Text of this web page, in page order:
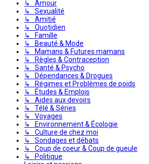
↳ Amour
↳ Sexualité
↳ Amitié
↳ Quotidien
↳ Famille
↳ Beauté & Mode
↳ Mamans & Futures mamans
↳ Règles & Contraception
↳ Santé & Psycho
↳ Dépendances & Drogues
↳ Régimes et Problèmes de poids
↳ Études & Emplois
↳ Aides aux devoirs
↳ Télé & Séries
↳ Voyages
↳ Environnement & Écologie
↳ Culture de chez moi
↳ Sondages et débats
↳ Coup de coeur & Coup de gueule
↳ Politique